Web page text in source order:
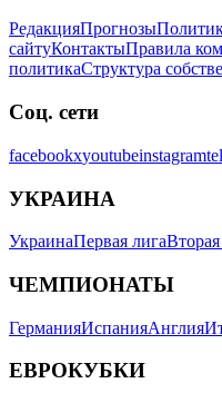
РедакцияПрогнозы
сайтуКонтактыПравила
политикаСтруктура
Соц. сети
facebookxyoutubeinstagram
УКРАИНА
УкраинаПервая лига
ЧЕМПИОНАТЫ
ГерманияИспанияАнглия
ЕВРОКУБКИ